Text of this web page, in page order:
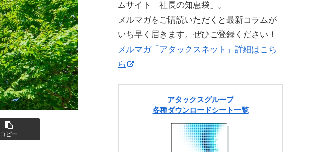
コピー
ムサイト「社長の知恵袋」。
メルマガをご購読いただくと最新コラムが
いち早く届きます。ぜひご登録ください！
メルマガ「アタックスネット」詳細はこち
ら
アタックスグループ
各種ダウンロードシート一覧